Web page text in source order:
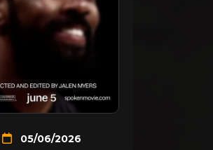
05/06/2026